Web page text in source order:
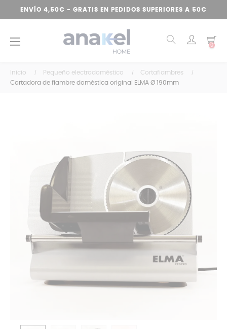
ENVÍO 4,50€ - GRATIS EN PEDIDOS SUPERIORES A 50€
Navegación
☰ 0
Inicio Pequeño electrodoméstico
Cortafiambres
Cortadora de fiambre doméstica original ELMA Ø 190mm